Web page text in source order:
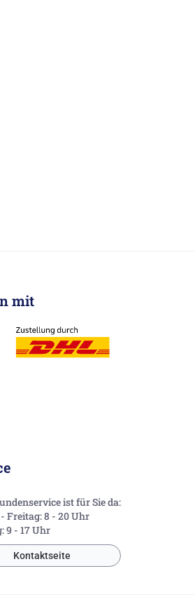
mit
ist für Sie da:
Freitag: 8 - 20 Uhr
9 - 17 Uhr
Kontaktseite